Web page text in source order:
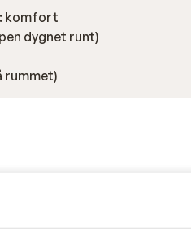
komfort
dygnet runt)
rummet)